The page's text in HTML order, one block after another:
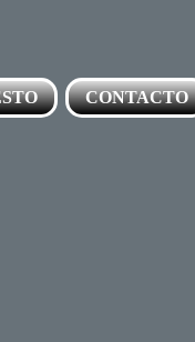
CONTACTO